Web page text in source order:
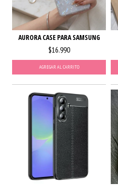
AURORA CASE PARA SAMSUNG
$16.990
AGREGAR AL CARRITO